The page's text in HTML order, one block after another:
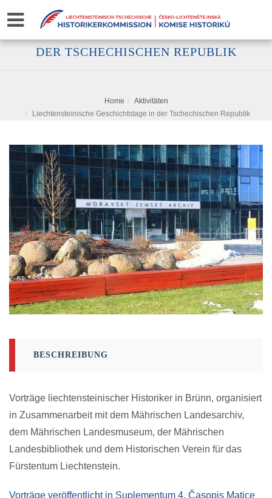
DER TSCHECHISCHEN REPUBLIK
Home
Aktivitäten
Liechtensteinische Geschichtstage in der Tschechischen Republik
BESCHREIBUNG
Vorträge liechtensteinischer Historiker in Brünn, organisiert
in Zusammenarbeit mit dem Mährischen Landesarchiv,
dem Mährischen Landesmuseum, der Mährischen
Landesbibliothek und dem Historischen Verein für das
Fürstentum Liechtenstein.
Vorträge veröffentlicht in Suplementum 4, Časopis Matice